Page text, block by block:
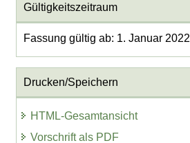
Gültigkeitszeitraum
Fassung gültig ab: 1. Januar 2022
Drucken/Speichern
HTML-Gesamtansicht
Vorschrift als PDF